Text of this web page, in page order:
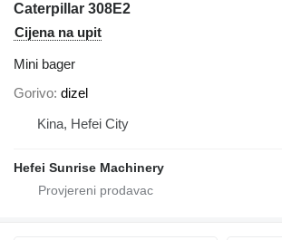
Caterpillar 308E2
Cijena na upit
Mini bager
Gorivo dizel
Kina, Hefei City
Hefei Sunrise Machinery